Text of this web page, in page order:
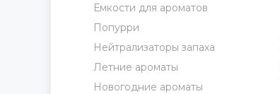
Емкости для ароматов
Попурри
Нейтрализаторы запаха
Летние ароматы
Новогодние ароматы